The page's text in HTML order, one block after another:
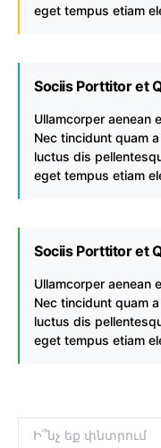
eget tempus etiam
Sociis Porttitor et
Ullamcorper aenean
Nec tincidunt quam
luctus dis
eget tempus etiam
Sociis Porttitor et
Ullamcorper aenean
Nec tincidunt quam
luctus dis
eget tempus etiam